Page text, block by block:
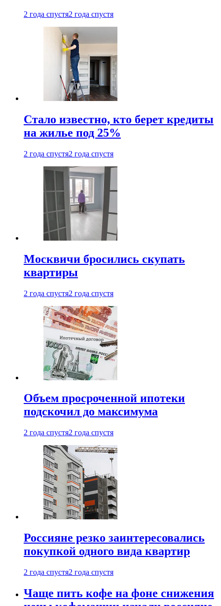
2 года спустя2 года спустя
Стало известно, кто берет кредиты
на жилье под 25%
2 года спустя2 года спустя
Москвичи бросились скупать
квартиры
2 года спустя2 года спустя
Объем просроченной ипотеки
подскочил до максимума
2 года спустя2 года спустя
Россияне резко заинтересовались
покупкой одного вида квартир
2 года спустя2 года спустя
Чаще пить кофе на фоне снижения